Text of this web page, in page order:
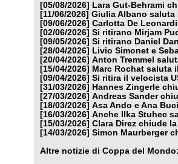
[05/08/2026]
Lara Gut-Behrami
[11/06/2026] Giulia Albano saluta
[09/06/2026] Carlotta De
[02/06/2026] Si ritirano Mirjam
[09/05/2026] Si ritirano Daniel
[28/04/2026]
Livio Simonet e
[20/04/2026] Anton Tremmel
[15/04/2026] Marc Rochat saluta
[09/04/2026] Si ritira il velocista
[31/03/2026]
Hannes Zingerle
[27/03/2026] Andreas Sander
[18/03/2026] Asa Ando e Ana
[16/03/2026] Anche Ilka Stuhec
[15/03/2026] Clara Direz chiude
[14/03/2026] Simon Maurberger
Altre notizie di Coppa del